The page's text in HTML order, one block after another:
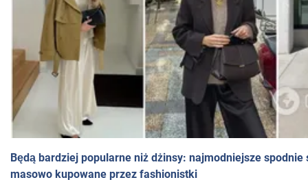
Będą bardziej popularne niż dżinsy: najmodniejsze spodnie
masowo kupowane przez fashionistki